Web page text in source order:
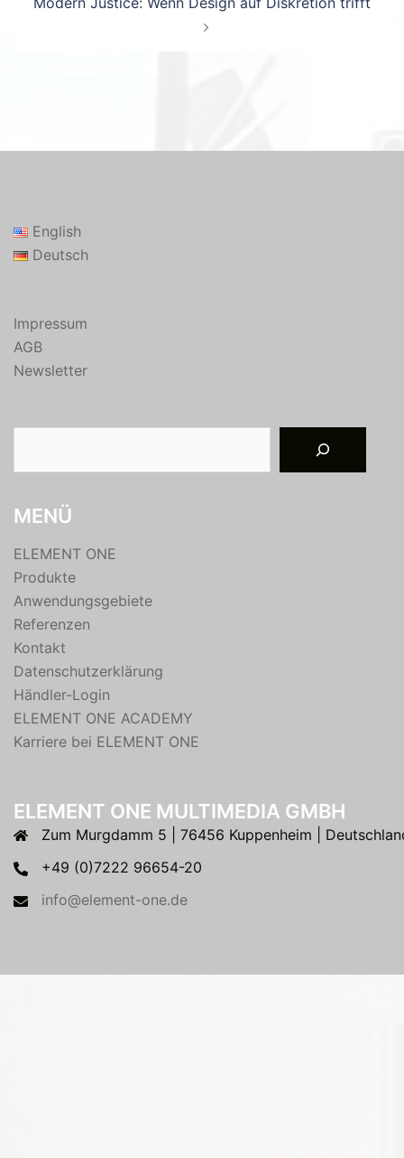
English
Deutsch
Impressum
AGB
Newsletter
MENÜ
ELEMENT ONE
Produkte
Anwendungsgebiete
Referenzen
Kontakt
Datenschutzerklärung
Händler-Login
ELEMENT ONE ACADEMY
Karriere bei ELEMENT ONE
ELEMENT ONE MULTIMEDIA GMBH
Zum Murgdamm 5 | 76456 Kuppenheim |
+49 (0)7222 96654-20
info@element-one.de